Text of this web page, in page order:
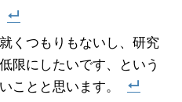
くつもりもないし、研究
限にしたいです、という
ことと思います。